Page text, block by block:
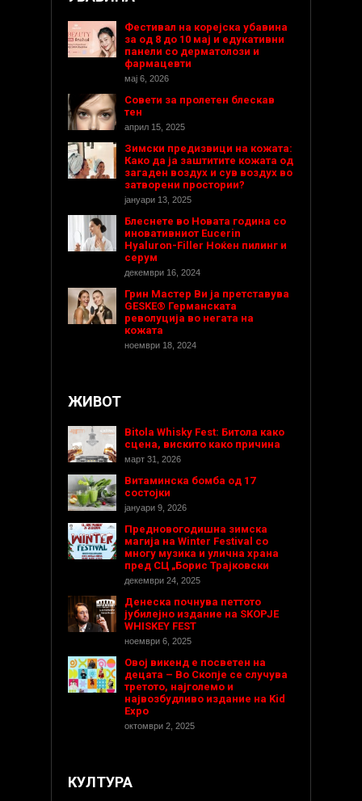
Фестивал на корејска убавина
за од 8 до 10 мај и едукативни
панели со дерматолози и
фармацевти
мај 6, 2026
Совети за пролетен блескав
тен
април 15, 2025
Зимски предизвици на кожата:
Како да ја заштитите кожата од
загаден воздух и сув воздух во
затворени простории?
јануари 13, 2025
Блеснете во Новата година со
иновативниот Eucerin
Hyaluron-Filler Ноќен пилинг и
серум
декември 16, 2024
Грин Мастер Ви ја претставува
GESKE® Германската
револуција во негата на
кожата
ноември 18, 2024
ЖИВОТ
Bitola Whisky Fest: Битола како
сцена, вискито како причина
март 31, 2026
Витаминска бомба од 17
состојки
јануари 9, 2026
Предновогодишнa зимска
магија на Winter Festival со
многу музика и улична храна
пред СЦ „Борис Трајковски
декември 24, 2025
Денеска почнува петтото
јубилејно издание на SKOPJE
WHISKEY FEST
ноември 6, 2025
Овој викенд е посветен на
децата – Во Скопје се случува
третото, најголемо и
највозбудливо издание на Kid
Expo
октомври 2, 2025
КУЛТУРА